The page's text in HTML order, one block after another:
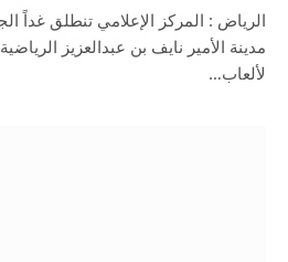
الرياض : المركز الإعلامي تنطلق غداً
مدينة الأمير نايف بن عبدالعزيز
لألعاب…